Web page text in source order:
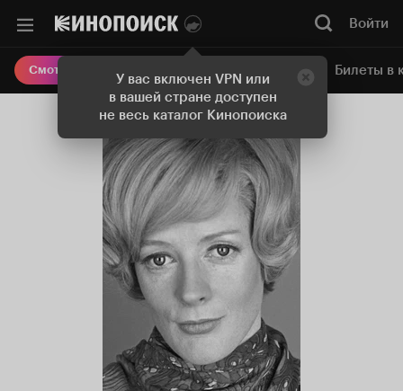
У вас включен VPN или
в вашей стране доступен
не весь каталог Кинопоиска
Войти
Смотреть кино Онлайн-кинотеатр Билеты в